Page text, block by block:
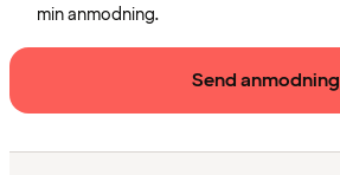
min anmodning.
Send anmodning